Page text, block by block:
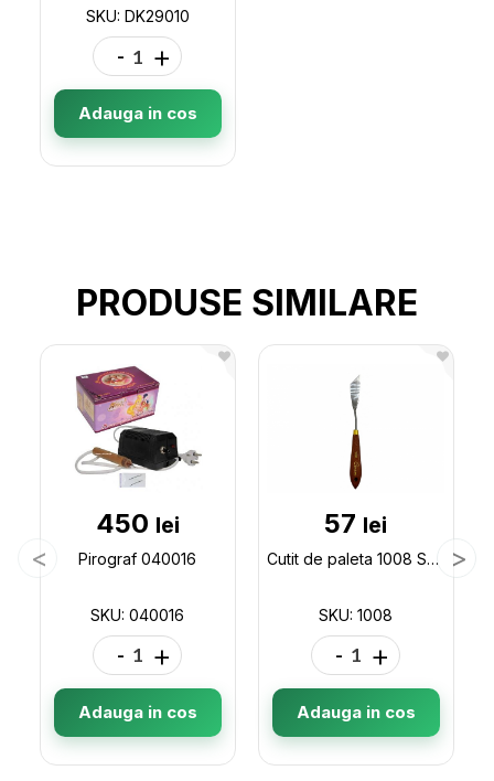
SKU: DK29010
- +
Adauga in cos
PRODUSE SIMILARE
450 lei
Pirograf 040016
SKU: 040016
- +
Adauga in cos
57 lei
Cutit de paleta 1008 Sonet 1008
SKU: 1008
- +
Adauga in cos